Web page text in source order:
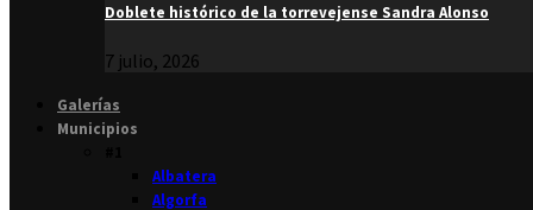
Doblete histórico de la torrevejense Sandra Alonso
7 julio, 2026
Galerías
Municipios
Albatera
Algorfa